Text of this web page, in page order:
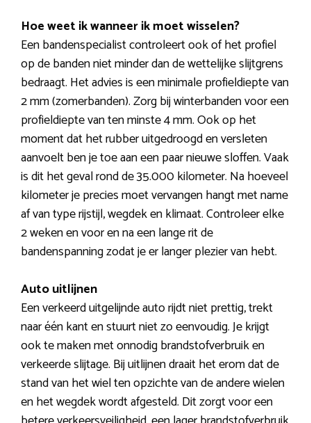
Hoe weet ik wanneer ik moet wisselen?
Een bandenspecialist controleert ook of het profiel
op de banden niet minder dan de wettelijke slijtgrens
bedraagt. Het advies is een minimale profieldiepte van
2 mm (zomerbanden). Zorg bij winterbanden voor een
profieldiepte van ten minste 4 mm. Ook op het
moment dat het rubber uitgedroogd en versleten
aanvoelt ben je toe aan een paar nieuwe sloffen. Vaak
is dit het geval rond de 35.000 kilometer. Na hoeveel
kilometer je precies moet vervangen hangt met name
af van type rijstijl, wegdek en klimaat. Controleer elke
2 weken en voor en na een lange rit de
bandenspanning zodat je er langer plezier van hebt.
Auto uitlijnen
Een verkeerd uitgelijnde auto rijdt niet prettig, trekt
naar één kant en stuurt niet zo eenvoudig. Je krijgt
ook te maken met onnodig brandstofverbruik en
verkeerde slijtage. Bij uitlijnen draait het erom dat de
stand van het wiel ten opzichte van de andere wielen
en het wegdek wordt afgesteld. Dit zorgt voor een